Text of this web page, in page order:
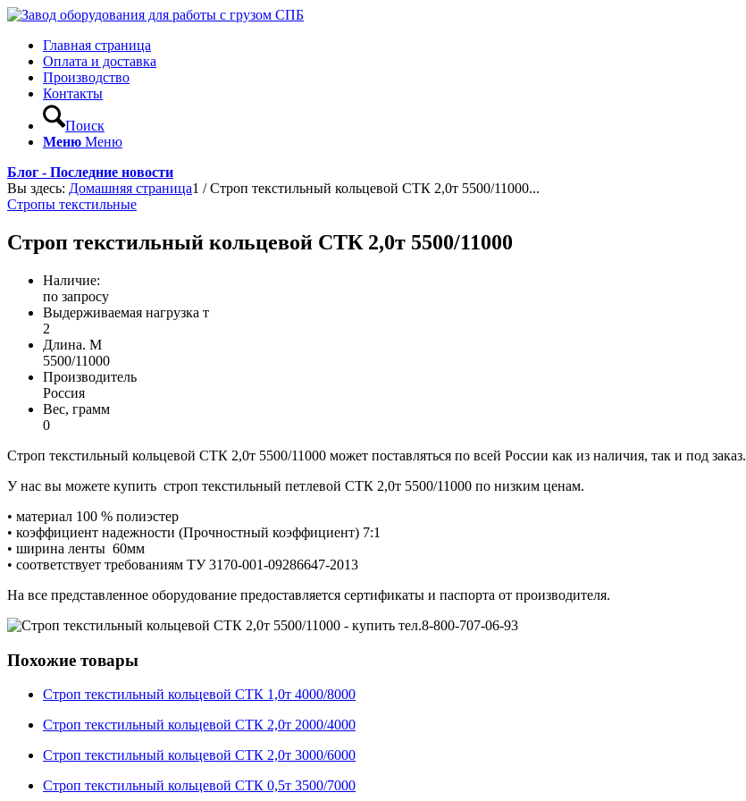
Главная страница
Оплата и доставка
Производство
Контакты
Поиск
Меню Меню
Блог - Последние новости
Вы здесь: Домашняя страница1 / Строп текстильный кольцевой СТК 2,0т 5500/11000...
Стропы текстильные
Строп текстильный кольцевой СТК 2,0т 5500/11000
Наличие:
по запросу
Выдерживаемая нагрузка т
2
Длина. М
5500/11000
Производитель
Россия
Вес, грамм
0
Строп текстильный кольцевой СТК 2,0т 5500/11000 может поставляться по всей России как из наличия, так и под заказ.
У нас вы можете купить строп текстильный петлевой СТК 2,0т 5500/11000 по низким ценам.
• материал 100 % полиэстер
• коэффициент надежности (Прочностный коэффициент) 7:1
• ширина ленты 60мм
• соответствует требованиям ТУ 3170-001-09286647-2013
На все представленное оборудование предоставляется сертификаты и паспорта от производителя.
Похожие товары
Строп текстильный кольцевой СТК 1,0т 4000/8000
Строп текстильный кольцевой СТК 2,0т 2000/4000
Строп текстильный кольцевой СТК 2,0т 3000/6000
Строп текстильный кольцевой СТК 0,5т 3500/7000